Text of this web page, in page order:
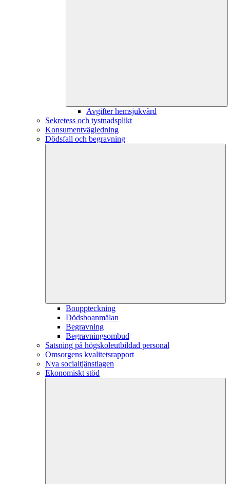
Avgifter hemsjukvård
Sekretess och tystnadsplikt
Konsumentvägledning
Dödsfall och begravning
Bouppteckning
Dödsboanmälan
Begravning
Begravningsombud
Satsning på högskoleutbildad personal
Omsorgens kvalitetsrapport
Nya socialtjänstlagen
Ekonomiskt stöd